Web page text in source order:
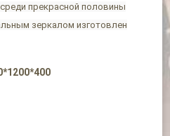
прекрасной половины
зеркалом изготовлен